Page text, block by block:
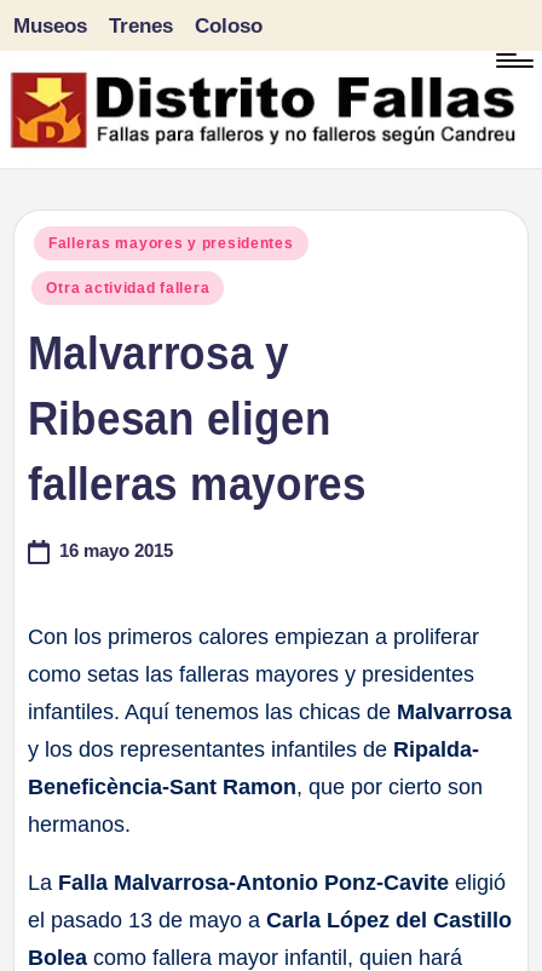
Saltar
al
Museos Trenes Coloso
Publicado
en
Falleras mayores y presidentes
Otra actividad fallera
Malvarrosa y
Ribesan eligen
falleras mayores
16 mayo 2015
Con los primeros calores empiezan a proliferar
como setas las falleras mayores y presidentes
infantiles. Aquí tenemos las chicas de Malvarrosa
y los dos representantes infantiles de Ripalda-
Beneficència-Sant Ramon, que por cierto son
hermanos.
La Falla Malvarrosa-Antonio Ponz-Cavite eligió
el pasado 13 de mayo aCarla López del Castillo
Bolea como fallera mayor infantil, quien hará